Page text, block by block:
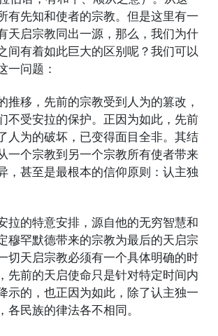
有先知和使者的宗教。但是这里有一
天启宗教同出一源，那么，我们为什
间有着如此巨大的区别呢？我们可以
一问题：
推移，先前的宗教受到人为的篡改，
不受安拉的保护。正因为如此，先前
人为的破坏，已变得面目全非。其结
一个宗教到另一个宗教所有使者带来
，甚至是最根本的信仰原则：认主独
拉的特意安排，源自他的无穷智慧和
穆罕默德带来的宗教为最后的天启宗
切天启宗教必须有一个具体明确的时
先前的天启使命只是针对特定时间内
示的，也正因为如此，除了认主独一
各民族的律法各不相同。